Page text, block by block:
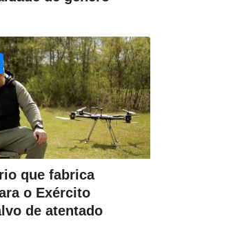
que fabrica
o Exército
de atentado